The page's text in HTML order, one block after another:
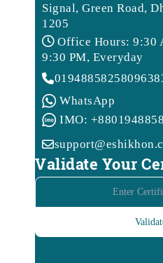
Signal, Green Road,
1205
Office Hours: 9:30
9:30 PM, Everyday
01948858258
WhatsApp
IMO:
Validate Your